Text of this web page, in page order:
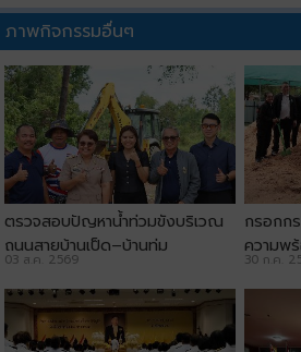
ภาพกิจกรรมอื่นๆ
ตรวจสอบปัญหาน้ำท่วมขังบริเวณ
ถนนสายบ้านเป็ด–บ้านทุ่ม
03 ส.ค. 2569
กรอกก
ความพ
ประชาช
30 ก.ค.